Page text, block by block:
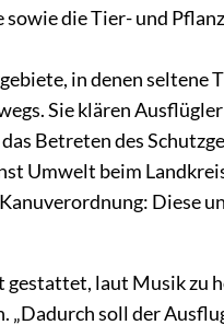
die Tier- und
in denen seltene
Sie klären
Betreten des
Umwelt beim
Diese
laut Musik zu
soll der